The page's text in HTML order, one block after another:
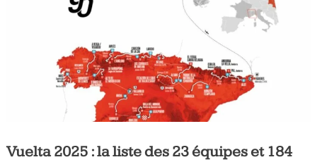
Vuelta 2025 : la liste des 23 équipes et 184